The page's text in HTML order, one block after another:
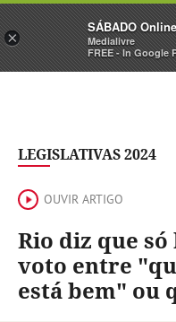
Sábado
LEGISLATIVAS 2024
OUVIR ARTIGO
Rio diz que só
voto entre
está bem" ou
×
SÁBADO Online
Medialivre
FREE - In Google